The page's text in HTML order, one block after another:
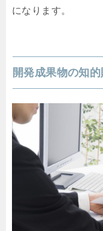
になります。
開発成果物の知